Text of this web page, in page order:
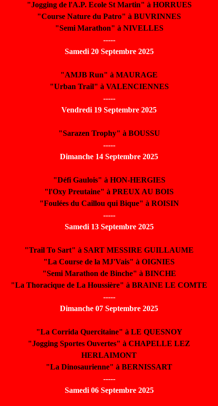
"Jogging de l'A.P. Ecole St Martin" à HORRUES
"Course Nature du Patro" à BUVRINNES
"Semi Marathon" à NIVELLES
-----
Samedi 20 Septembre 2025
"AMJB Run" à MAURAGE
"Urban Trail" à VALENCIENNES
-----
Vendredi 19 Septembre 2025
"Sarazen Trophy" à BOUSSU
-----
Dimanche 14 Septembre 2025
"Défi Gaulois" à HON-HERGIES
"l'Oxy Preutaine" à PREUX AU BOIS
"Foulées du Caillou qui Bique" à ROISIN
-----
Samedi 13 Septembre 2025
"Trail To Sart" à SART MESSIRE GUILLAUME
"La Course de la MJ'Vais" à OIGNIES
"Semi Marathon de Binche" à BINCHE
"La Thoracique de La Houssière" à BRAINE LE COMTE
-----
Dimanche 07 Septembre 2025
"La Corrida Quercitaine" à LE QUESNOY
"Jogging Sportes Ouvertes" à CHAPELLE LEZ
HERLAIMONT
"La Dinosaurienne" à BERNISSART
-----
Samedi 06 Septembre 2025